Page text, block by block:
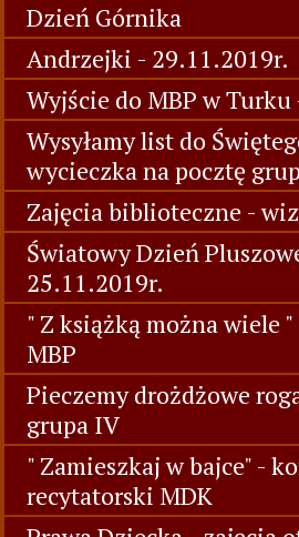
Dzień Górnika
Andrzejki - 29.11.2019r.
Wyjście do MBP w
Wysyłamy list do
wycieczka na pocztę
Zajęcia biblioteczne -
Światowy Dzień
25.11.2019r.
" Z książką można wiele
MBP
Pieczemy drożdżowe
grupa IV
" Zamieszkaj w bajce" -
recytatorski MDK